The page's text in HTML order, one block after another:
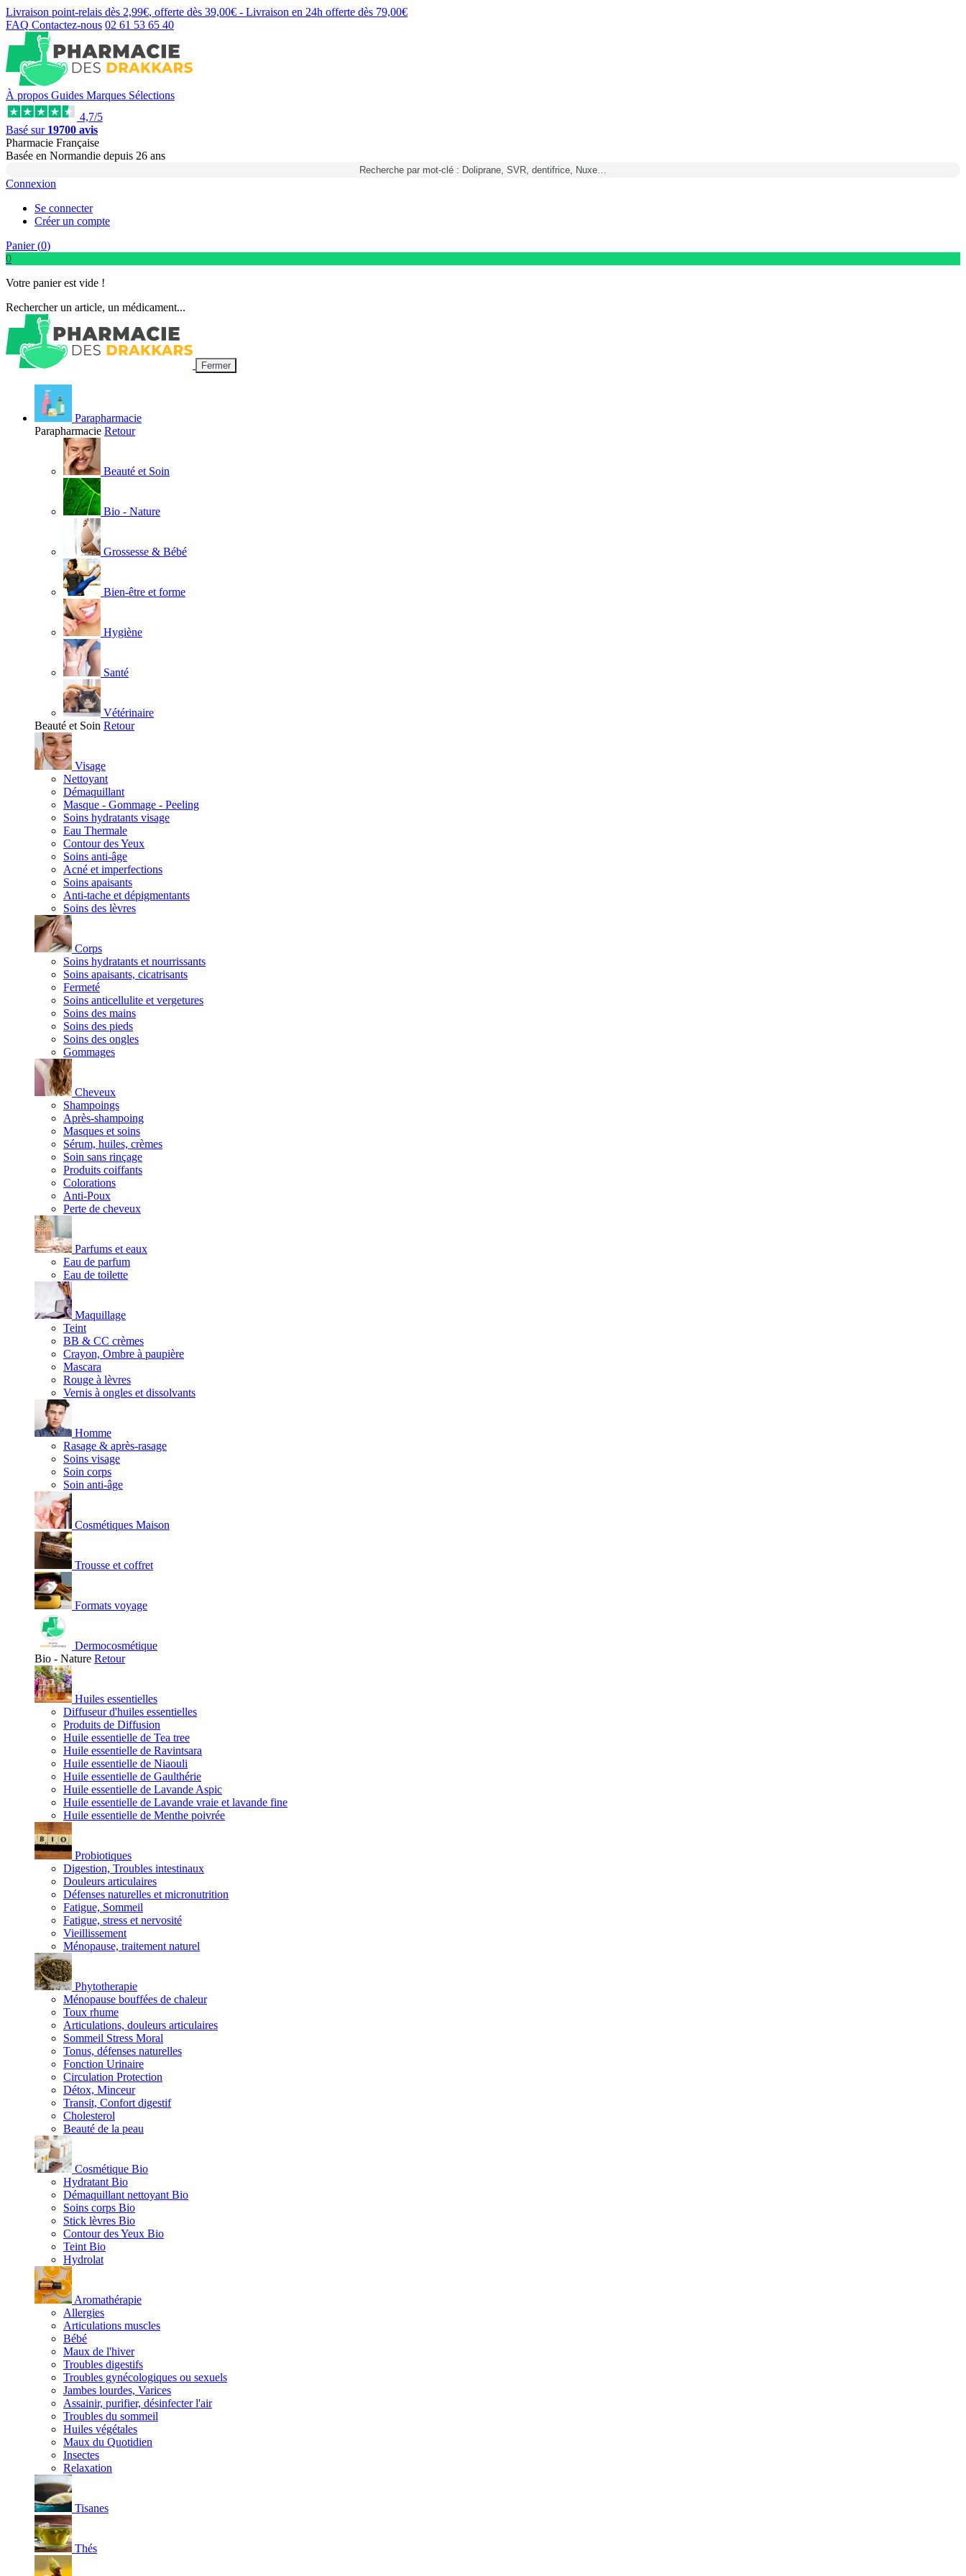
Livraison point-relais dès 2,99€, offerte dès 39,00€ - Livraison en 24h offerte dès 79,00€
FAQ Contactez-nous 02 61 53 65 40
À propos Guides Marques Sélections
4,7/5
Basé sur 19700 avis
Pharmacie Française
Basée en Normandie depuis 26 ans
Recherche par mot-clé : Doliprane, SVR, dentifrice, Nuxe…
Connexion
Se connecter
Créer un compte
Panier (0)
0
Votre panier est vide !
Rechercher un article, un médicament...
Fermer
Parapharmacie
Parapharmacie Retour
Beauté et Soin
Bio - Nature
Grossesse & Bébé
Bien-être et forme
Hygiène
Santé
Vétérinaire
Beauté et Soin Retour
Visage
Nettoyant
Démaquillant
Masque - Gommage - Peeling
Soins hydratants visage
Eau Thermale
Contour des Yeux
Soins anti-âge
Acné et imperfections
Soins apaisants
Anti-tache et dépigmentants
Soins des lèvres
Corps
Soins hydratants et nourrissants
Soins apaisants, cicatrisants
Fermeté
Soins anticellulite et vergetures
Soins des mains
Soins des pieds
Soins des ongles
Gommages
Cheveux
Shampoings
Après-shampoing
Masques et soins
Sérum, huiles, crèmes
Soin sans rinçage
Produits coiffants
Colorations
Anti-Poux
Perte de cheveux
Parfums et eaux
Eau de parfum
Eau de toilette
Maquillage
Teint
BB & CC crèmes
Crayon, Ombre à paupière
Mascara
Rouge à lèvres
Vernis à ongles et dissolvants
Homme
Rasage & après-rasage
Soins visage
Soin corps
Soin anti-âge
Cosmétiques Maison
Trousse et coffret
Formats voyage
Dermocosmétique
Bio - Nature Retour
Huiles essentielles
Diffuseur d'huiles essentielles
Produits de Diffusion
Huile essentielle de Tea tree
Huile essentielle de Ravintsara
Huile essentielle de Niaouli
Huile essentielle de Gaulthérie
Huile essentielle de Lavande Aspic
Huile essentielle de Lavande vraie et lavande fine
Huile essentielle de Menthe poivrée
Probiotiques
Digestion, Troubles intestinaux
Douleurs articulaires
Défenses naturelles et micronutrition
Fatigue, Sommeil
Fatigue, stress et nervosité
Vieillissement
Ménopause, traitement naturel
Phytotherapie
Ménopause bouffées de chaleur
Toux rhume
Articulations, douleurs articulaires
Sommeil Stress Moral
Tonus, défenses naturelles
Fonction Urinaire
Circulation Protection
Détox, Minceur
Transit, Confort digestif
Cholesterol
Beauté de la peau
Cosmétique Bio
Hydratant Bio
Démaquillant nettoyant Bio
Soins corps Bio
Stick lèvres Bio
Contour des Yeux Bio
Teint Bio
Hydrolat
Aromathérapie
Allergies
Articulations muscles
Bébé
Maux de l'hiver
Troubles digestifs
Troubles gynécologiques ou sexuels
Jambes lourdes, Varices
Assainir, purifier, désinfecter l'air
Troubles du sommeil
Huiles végétales
Maux du Quotidien
Insectes
Relaxation
Tisanes
Thés